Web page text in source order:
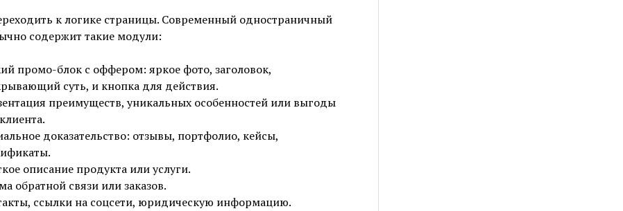
к логике страницы. Современный одностраничный
содержит такие модули:
промо-блок с оффером: яркое фото, заголовок,
суть, и кнопка для действия.
преимуществ, уникальных особенностей или выгоды
доказательство: отзывы, портфолио, кейсы,
описание продукта или услуги.
обратной связи или заказов.
ссылки на соцсети, юридическую информацию.